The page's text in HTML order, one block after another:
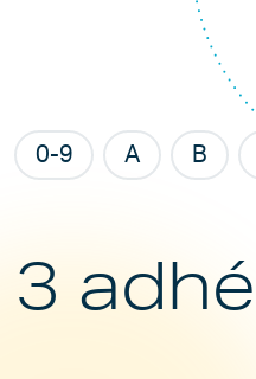
0-9 A B
3